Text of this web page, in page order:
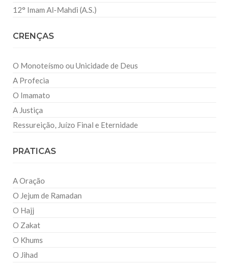
12° Imam Al-Mahdi (A.S.)
CRENÇAS
O Monoteísmo ou Unicidade de Deus
A Profecia
O Imamato
A Justiça
Ressureição, Juízo Final e Eternidade
PRATICAS
A Oração
O Jejum de Ramadan
O Hajj
O Zakat
O Khums
O Jihad